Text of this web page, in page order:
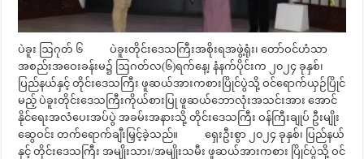
ပဲခူး ဩဂုတ် ၆ ပဲခူးတိုင်းဒေသကြီးအစိုးရအဖွဲ့ရုံး၊ တော်ဝင်ဟံသာ
အစည်းအဝေးခန်းမ၌ ဩဂတ်လ(၆)ရက်နေ့၊ နံနက်ပိုင်းက ၂၀၂၄ ခုနှစ်၊
ပြည်နယ်နှင့် တိုင်းဒေသကြီး ဖူဆယ်အားကစားပြိုင်ပွဲသို့ ဝင်ရောက်ယှဉ်ပြိုင်
မည့် ပဲခူးတိုင်းဒေသကြီးကိုယ်စားပြု ဖူဆယ်ဘောလုံးအသင်းအား အောင်
နိုင်ရေးအလံပေးအပ်ပွဲ အခမ်းအနားသို့ တိုင်းဒေသကြီး ဝန်ကြီးချုပ် ဦးမျိုး
ဆွေဝင်း တက်ရောက်ချီးမြှင့်ခဲ့သည်။ ရှေးဦးစွာ ၂၀၂၄ ခုနှစ်၊ ပြည်နယ်
နှင့် တိုင်းဒေသကြီး အမျိုးသား/အမျိုးသမီး ဖူဆယ်အားကစား ပြိုင်ပွဲသို့ ဝင်